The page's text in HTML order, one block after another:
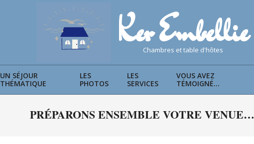
Ker Embellie
chambres et table d'hôtes
Primary
Menu
UN SÉJOUR
THÉMATIQUE
LES
PHOTOS
LES
SERVICES
VOUS AVEZ
TÉMOIGNÉ…
PRÉPARONS ENSEMBLE VOTRE VENUE…